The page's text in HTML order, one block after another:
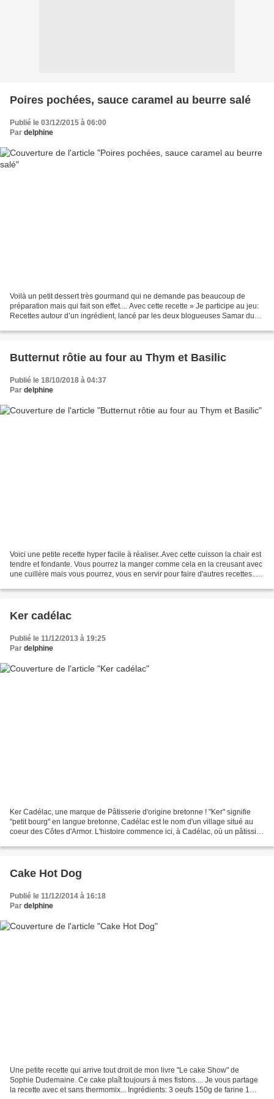
Poires pochées, sauce caramel au beurre salé
Publié le 03/12/2015 à 06:00
Par delphine
Voilà un petit dessert très gourmand qui ne demande pas beaucoup de
préparation mais qui fait son effet.... Avec cette recette » Je participe au jeu:
Recettes autour d’un ingrédient, lancé par les deux blogueuses Samar du
Butternut rôtie au four au Thym et Basilic
Publié le 18/10/2018 à 04:37
Par delphine
Voici une petite recette hyper facile à réaliser..Avec cette cuisson la chair est
tendre et fondante. Vous pourrez la manger comme cela en la creusant avec
une cuillère mais vous pourrez, vous en servir pour faire d'autres recettes..Je
Ker cadélac
Publié le 11/12/2013 à 19:25
Par delphine
Ker Cadélac, une marque de Pâtisserie d'origine bretonne ! "Ker" signifie
"petit bourg" en langue bretonne, Cadélac est le nom d'un village situé au
coeur des Côtes d'Armor. L'histoire commence ici, à Cadélac, où un pâtissier
Cake Hot Dog
Publié le 11/12/2014 à 16:18
Par delphine
Une petite recette qui arrive tout droit de mon livre "Le cake Show" de
Sophie Dudemaine. Ce cake plaît toujours à mes fistons.... Je vous partage
la recette avec et sans thermomix... Ingrédients: 3 oeufs 150g de farine 1